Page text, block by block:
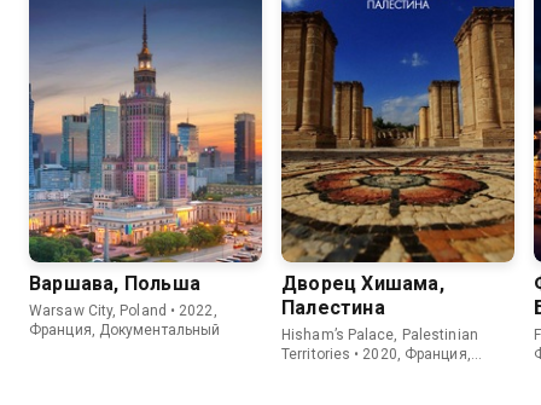
Варшава, Польша
Warsaw City, Poland • 2022,
Франция, Документальный
Дворец Хишама,
Палестина
Hisham’s Palace, Palestinian
Territories • 2020, Франция,